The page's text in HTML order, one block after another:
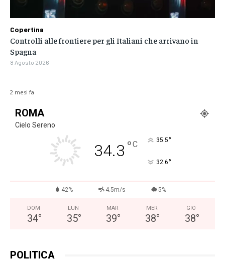
ROMA
Cielo Sereno
34.3 °C 35.5°
32.6°
42% 4.5m/s 5%
DOM
34°
LUN
35°
MAR
39°
MER
38°
GIO
38°
POLITICA
2 mesi fa
Copertina
Controlli alle frontiere per gli Italiani che arrivano in
Spagna
8 Agosto 2026